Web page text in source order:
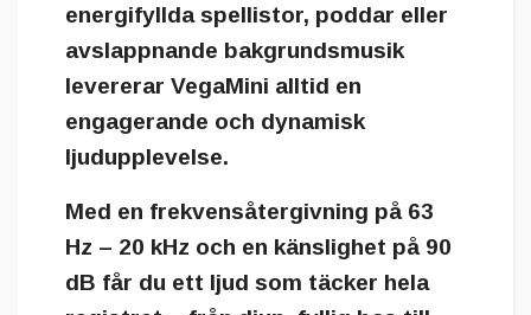
energifyllda spellistor, poddar eller
avslappnande bakgrundsmusik
levererar VegaMini alltid en
engagerande och dynamisk
ljudupplevelse.
Med en frekvensåtergivning på 63
Hz – 20 kHz och en känslighet på 90
dB får du ett ljud som täcker hela